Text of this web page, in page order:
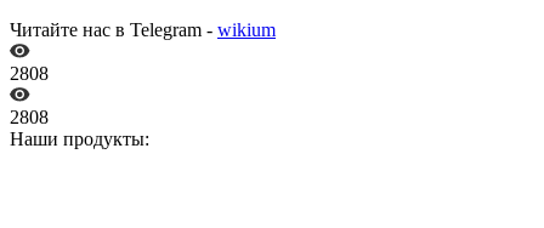
Читайте нас в Telegram - wikium
2808
2808
Наши продукты: